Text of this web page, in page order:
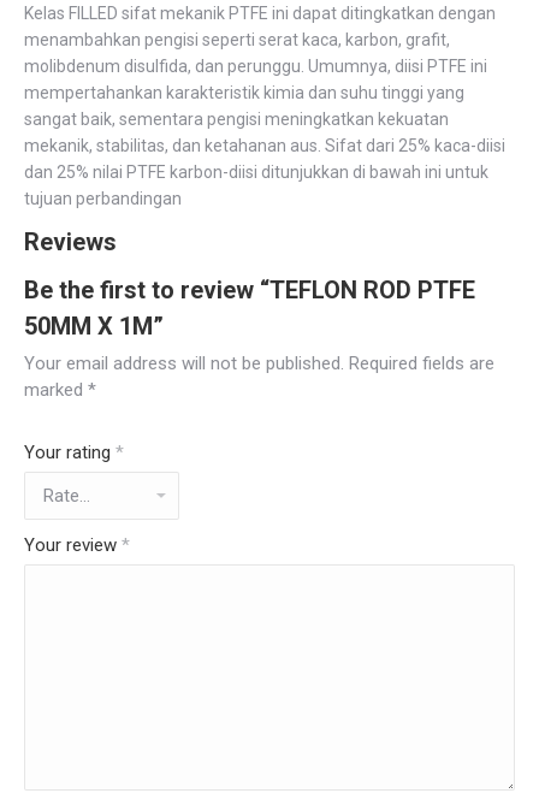
Kelas FILLED sifat mekanik PTFE ini dapat ditingkatkan dengan
menambahkan pengisi seperti serat kaca, karbon, grafit,
molibdenum disulfida, dan perunggu. Umumnya, diisi PTFE ini
mempertahankan karakteristik kimia dan suhu tinggi yang
sangat baik, sementara pengisi meningkatkan kekuatan
mekanik, stabilitas, dan ketahanan aus. Sifat dari 25% kaca-diisi
dan 25% nilai PTFE karbon-diisi ditunjukkan di bawah ini untuk
tujuan perbandingan
Reviews
Be the first to review “TEFLON ROD PTFE
50MM X 1M”
Your email address will not be published. Required fields are
marked *
Your rating *
Your review *